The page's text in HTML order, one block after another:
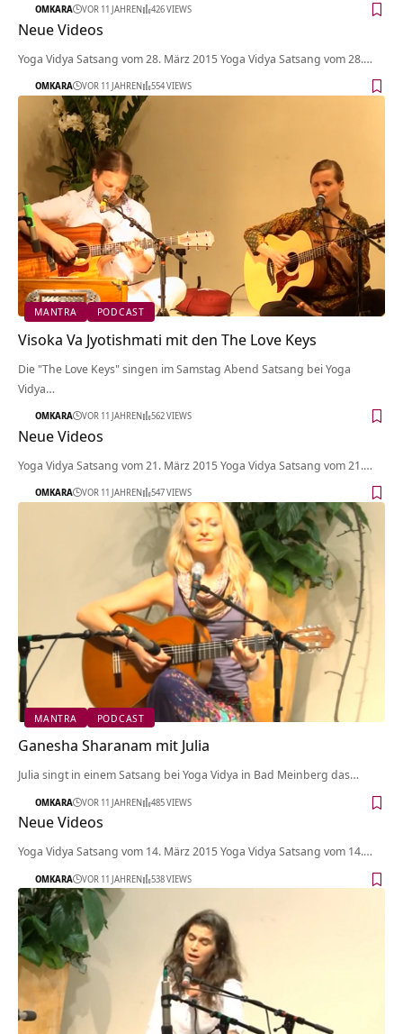
OMKARA VOR 11 JAHREN 426 VIEWS
Neue Videos
Yoga Vidya Satsang vom 28. März 2015 Yoga Vidya Satsang vom 28.…
OMKARA VOR 11 JAHREN 554 VIEWS
MANTRA PODCAST
Visoka Va Jyotishmati mit den The Love Keys
Die "The Love Keys" singen im Samstag Abend Satsang bei Yoga
Vidya…
OMKARA VOR 11 JAHREN 562 VIEWS
Neue Videos
Yoga Vidya Satsang vom 21. März 2015 Yoga Vidya Satsang vom 21.…
OMKARA VOR 11 JAHREN 547 VIEWS
MANTRA PODCAST
Ganesha Sharanam mit Julia
Julia singt in einem Satsang bei Yoga Vidya in Bad Meinberg das…
OMKARA VOR 11 JAHREN 485 VIEWS
Neue Videos
Yoga Vidya Satsang vom 14. März 2015 Yoga Vidya Satsang vom 14.…
OMKARA VOR 11 JAHREN 538 VIEWS